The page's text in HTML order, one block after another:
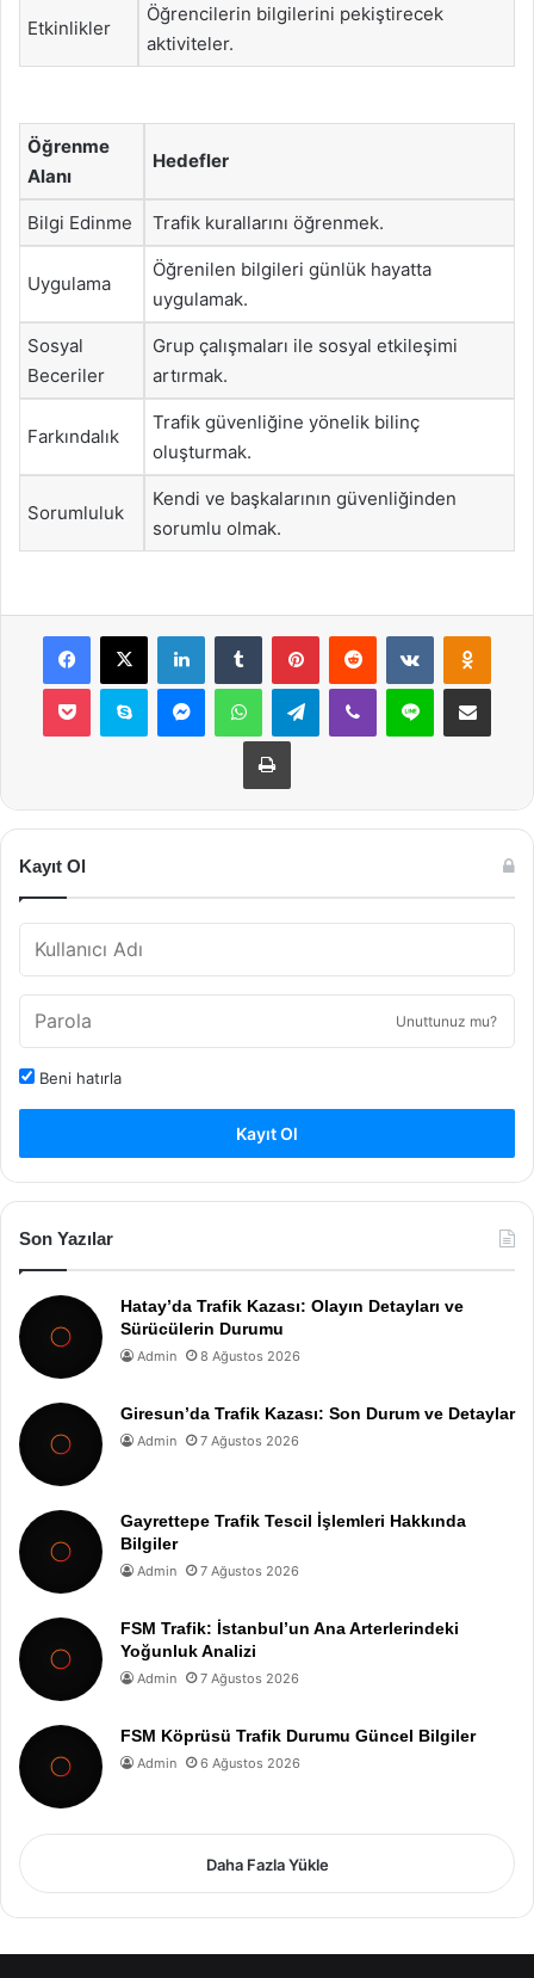
Etkinlikler
Öğrencilerin bilgilerini pekiştirecek
aktiviteler.
Öğrenme
Alanı
Hedefler
Bilgi Edinme Trafik kurallarını öğrenmek.
Uygulama
Öğrenilen bilgileri günlük hayatta
uygulamak.
Sosyal
Beceriler
Grup çalışmaları ile sosyal etkileşimi
artırmak.
Farkındalık
Trafik güvenliğine yönelik bilinç
oluşturmak.
Sorumluluk
Kendi ve başkalarının güvenliğinden
sorumlu olmak.
Facebook
X LinkedInTumblr PinterestReddit VKontakte
Pocket Skype MessengerWhatsAppTelegramViber Line E-Posta ile
Yazdır
Kayıt Ol
Unuttunuz mu?
Beni hatırla
Kayıt Ol
Son Yazılar
Hatay’da Trafik Kazası: Olayın Detayları ve
Sürücülerin Durumu
Admin 8 Ağustos 2026
Giresun’da Trafik Kazası: Son Durum ve Detaylar
Admin 7 Ağustos 2026
Gayrettepe Trafik Tescil İşlemleri Hakkında
Bilgiler
Admin 7 Ağustos 2026
FSM Trafik: İstanbul’un Ana Arterlerindeki
Yoğunluk Analizi
Admin 7 Ağustos 2026
FSM Köprüsü Trafik Durumu Güncel Bilgiler
Admin 6 Ağustos 2026
Daha Fazla Yükle